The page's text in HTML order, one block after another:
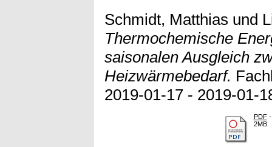
Schmidt, Matthias und
Thermochemische
saisonalen Ausgleich
Heizwärmebedarf.
2019-01-17 - 2019-01-
PDF-
2MB